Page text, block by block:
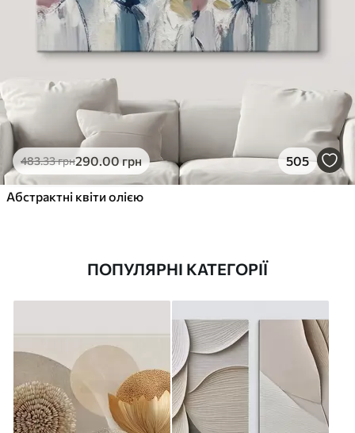
483.33грн290.00грн 505
Абстрактні квіти олією
ПОПУЛЯРНІ КАТЕГОРІЇ